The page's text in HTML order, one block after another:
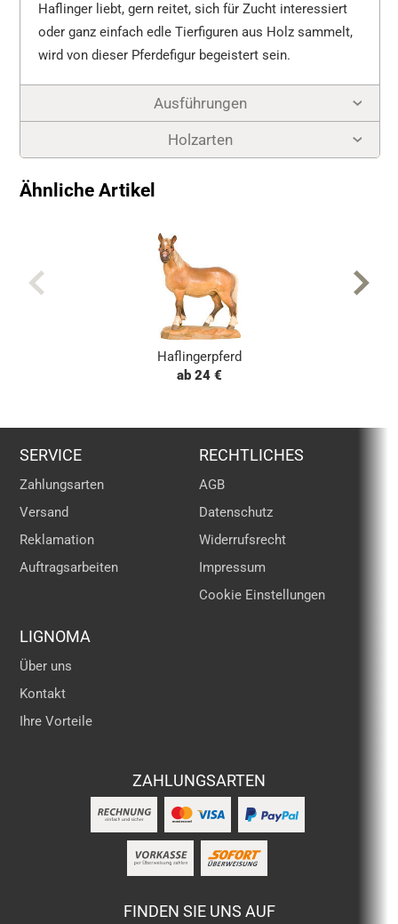
Haflinger liebt, gern reitet, sich für Zucht interessiert
oder ganz einfach edle Tierfiguren aus Holz sammelt,
wird von dieser Pferdefigur begeistert sein.
Ausführungen
Holzarten
Ähnliche Artikel
Haflingerpferd
ab 24 €
SERVICE
Zahlungsarten
Versand
Reklamation
Auftragsarbeiten
RECHTLICHES
AGB
Datenschutz
Widerrufsrecht
Impressum
Cookie Einstellungen
LIGNOMA
Über uns
Kontakt
Ihre Vorteile
ZAHLUNGSARTEN
FINDEN SIE UNS AUF